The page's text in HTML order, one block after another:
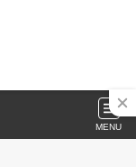
MENU